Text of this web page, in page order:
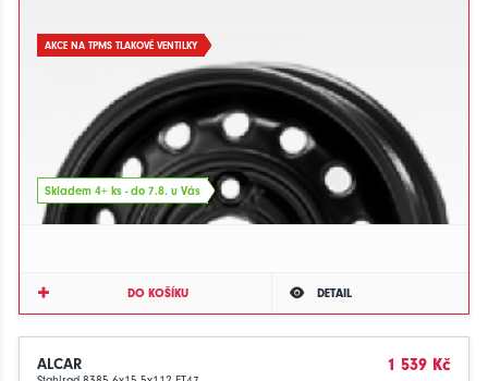
AKCE NA TPMS TLAKOVÉ VENTILKY
Skladem 4+ ks - do 7.8. u Vás
DO KOŠÍKU DETAIL
ALCAR 1 539 Kč